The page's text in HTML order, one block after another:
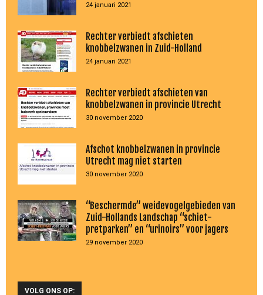
24 januari 2021
Rechter verbiedt afschieten
knobbelzwanen in Zuid-Holland
24 januari 2021
Rechter verbiedt afschieten van
knobbelzwanen in provincie Utrecht
30 november 2020
Afschot knobbelzwanen in provincie
Utrecht mag niet starten
30 november 2020
“Beschermde” weidevogelgebieden van
Zuid-Hollands Landschap “schiet-
pretparken” en “urinoirs” voor jagers
29 november 2020
VOLG ONS OP: